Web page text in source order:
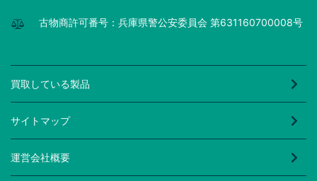
古物商許可番号：兵庫県警公安委員会 第631160700008号
買取している製品
サイトマップ
運営会社概要